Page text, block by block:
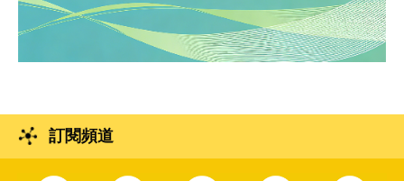
訂閱頻道